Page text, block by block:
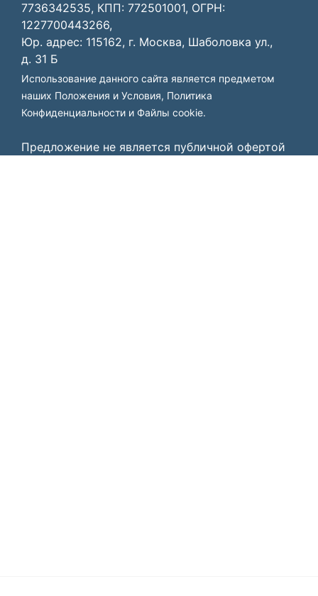
7736342535, КПП: 772501001, ОГРН:
1227700443266,
Юр. адрес: 115162, г. Москва, Шаболовка ул.,
д. 31 Б
Использование данного сайта является предметом
наших Положения и Условия, Политика
Конфиденциальности и Файлы cookie.
Предложение не является публичной офертой